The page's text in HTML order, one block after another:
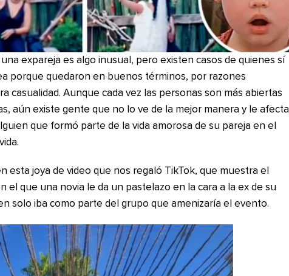
expareja es algo inusual, pero existen casos de quienes sí
porque quedaron en buenos términos, por razones
casualidad. Aunque cada vez las personas son más abiertas
aún existe gente que no lo ve de la mejor manera y le afecta
que formó parte de la vida amorosa de su pareja en el
esta joya de video que nos regaló TikTok, que muestra el
el que una novia le da un pastelazo en la cara a la ex de su
solo iba como parte del grupo que amenizaría el evento.